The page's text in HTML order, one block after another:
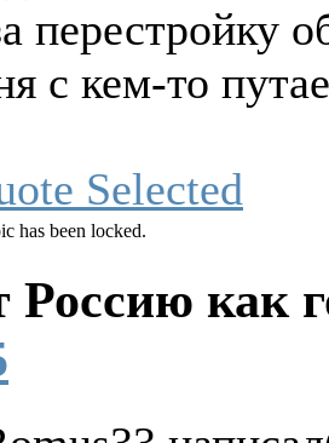
перестройку
с кем-то
has been locked.
Россию как